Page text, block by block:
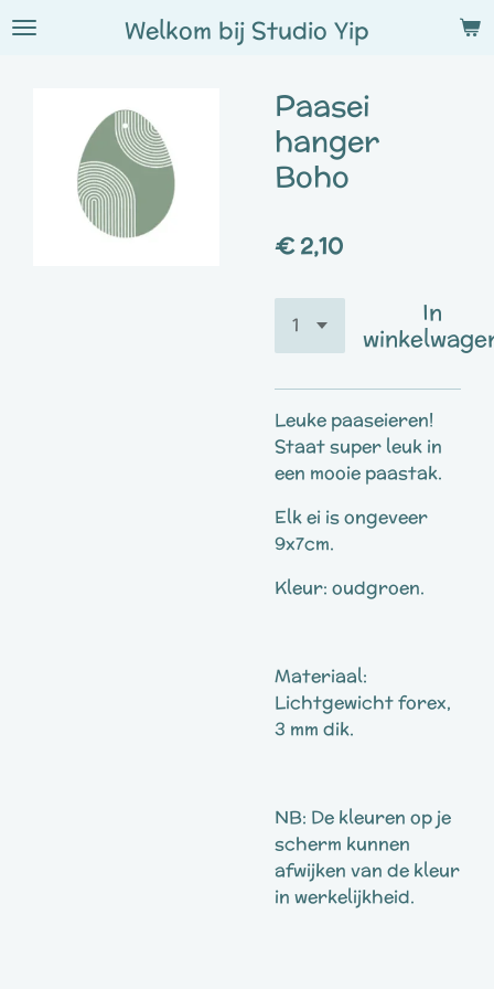
Ga
hoofdinhoud
Welkom bij Studio Yip
Paasei
hanger
Boho
€ 2,10
In
Leuke paaseieren!
Staat super leuk in
een mooie paastak.
Elk ei is ongeveer
9x7cm.
Kleur: oudgroen.
Materiaal:
Lichtgewicht forex,
3 mm dik.
NB: De kleuren op je
scherm kunnen
afwijken van de kleur
in werkelijkheid.